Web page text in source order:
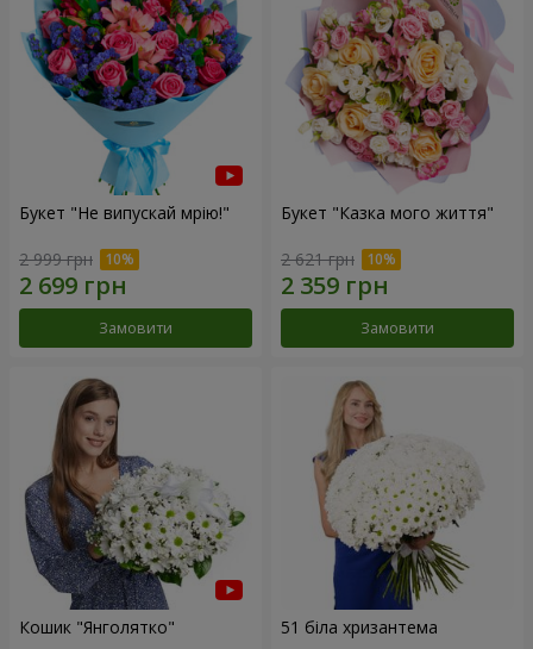
Букет "Не випускай мрію!"
2 999 грн
Замовити
Букет "Казка мого життя"
2 621 грн
Замовити
Кошик "Янголятко" 51 біла хризантема